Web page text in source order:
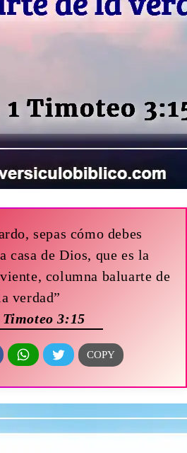
sepas cómo debes
casa de Dios, que es la
columna baluarte de
verdad”
3:15